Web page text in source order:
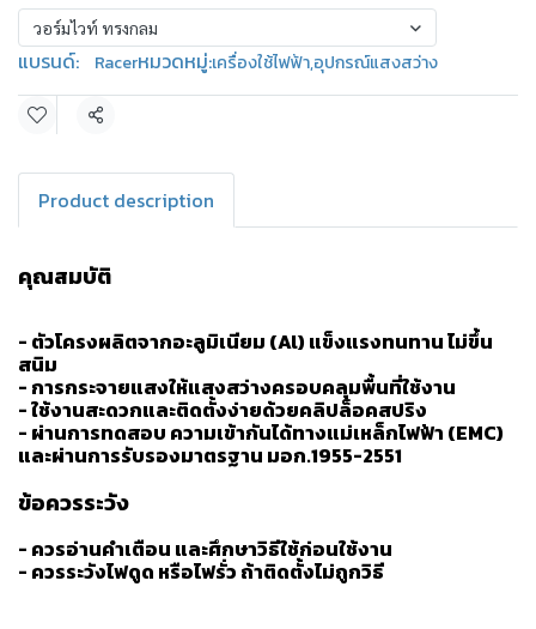
วอร์มไวท์ ทรงกลม
แบรนด์: Racerหมวดหมู่:เครื่องใช้ไฟฟ้า,อุปกรณ์แสงสว่าง
แชร์
Product description
คุณสมบัติ
- ตัวโครงผลิตจากอะลูมิเนียม (Al) แข็งแรงทนทาน ไม่ขึ้น
สนิม
- การกระจายแสงให้แสงสว่างครอบคลุมพื้นที่ใช้งาน
- ใช้งานสะดวกและติดตั้งง่ายด้วยคลิปล็อคสปริง
- ผ่านการทดสอบ ความเข้ากันได้ทางแม่เหล็กไฟฟ้า (EMC)
และผ่านการรับรองมาตรฐาน มอก.1955-2551
ข้อควรระวัง
- ควรอ่านคำเตือน และศึกษาวิธีใช้ก่อนใช้งาน
- ควรระวังไฟดูด หรือไฟรั่ว ถ้าติดตั้งไม่ถูกวิธี